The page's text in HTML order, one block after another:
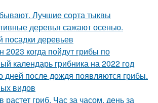
Лучшие сорта тыквы
деревья сажают осенью.
посадки деревьев
2023 когда пойдут грибы по
календарь грибника на 2022 год
дней после дождя появляются грибы.
видов
растет гриб. Час за часом, день за